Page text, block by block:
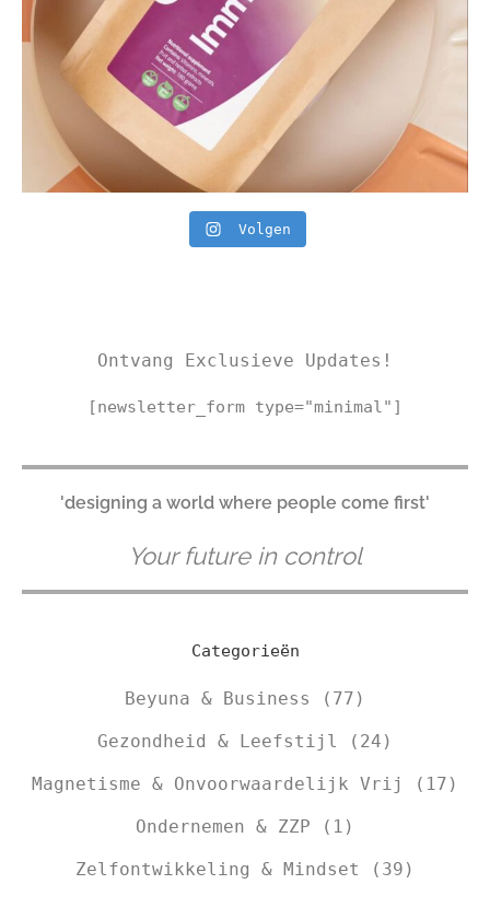
Volgen
Ontvang Exclusieve Updates!
[newsletter_form type="minimal"]
'designing a world where people come first'
Your future in control
Categorieën
Beyuna & Business (77)
Gezondheid & Leefstijl (24)
Magnetisme & Onvoorwaardelijk Vrij (17)
Ondernemen & ZZP (1)
Zelfontwikkeling & Mindset (39)